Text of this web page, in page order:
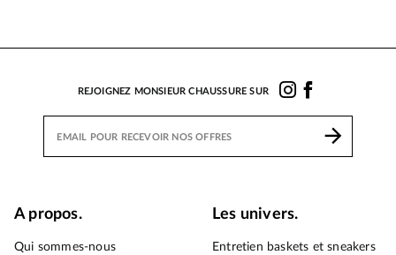
REJOIGNEZ MONSIEUR CHAUSSURE SUR
A propos.
Qui sommes-nous
Les univers.
Entretien baskets et sneakers